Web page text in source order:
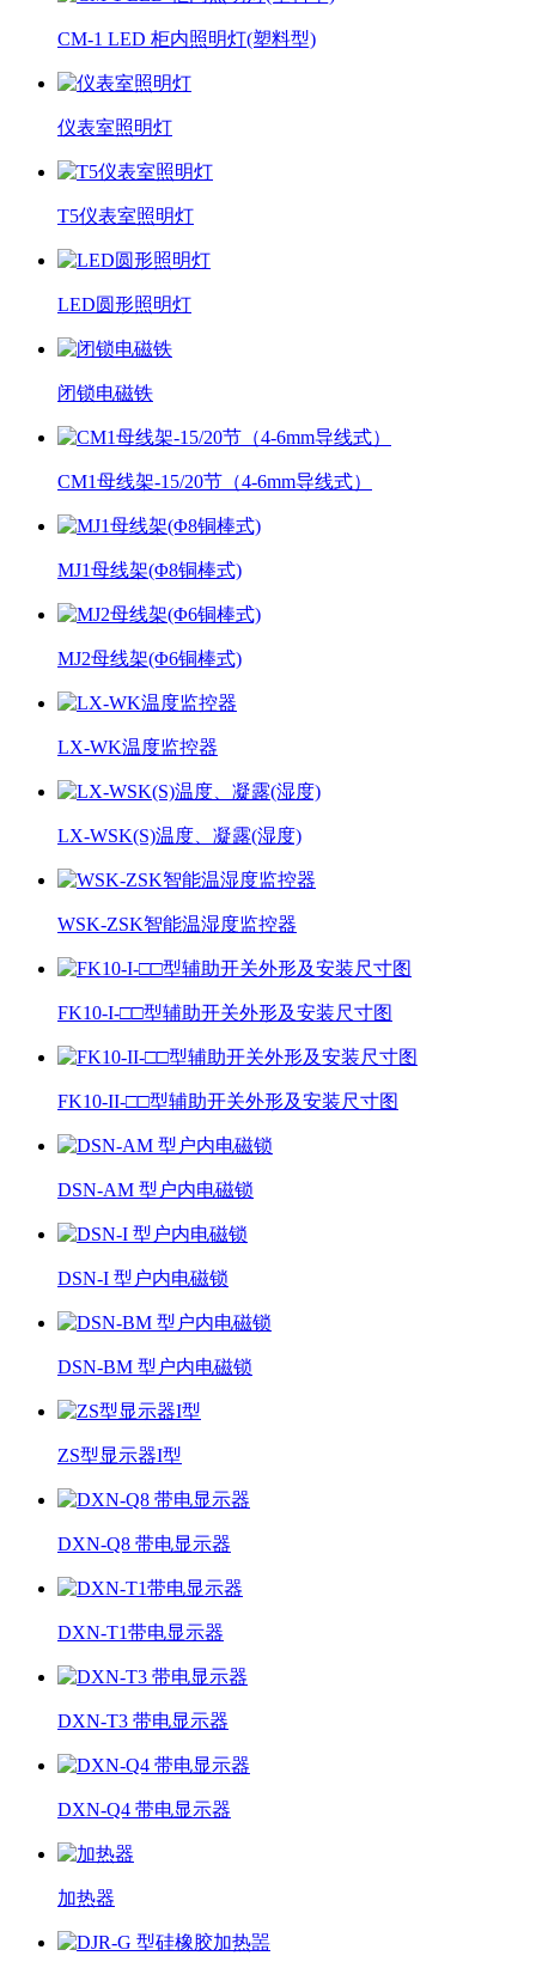
CM-1 LED 柜内照明灯(塑料型)
仪表室照明灯
T5仪表室照明灯
LED圆形照明灯
闭锁电磁铁
CM1母线架-15/20节（4-6mm导线式）
MJ1母线架(Φ8铜棒式)
MJ2母线架(Φ6铜棒式)
LX-WK温度监控器
LX-WSK(S)温度、凝露(湿度)
WSK-ZSK智能温湿度监控器
FK10-I-□□型辅助开关外形及安装尺寸图
FK10-II-□□型辅助开关外形及安装尺寸图
DSN-AM 型户内电磁锁
DSN-I 型户内电磁锁
DSN-BM 型户内电磁锁
ZS型显示器I型
DXN-Q8 带电显示器
DXN-T1带电显示器
DXN-T3 带电显示器
DXN-Q4 带电显示器
加热器